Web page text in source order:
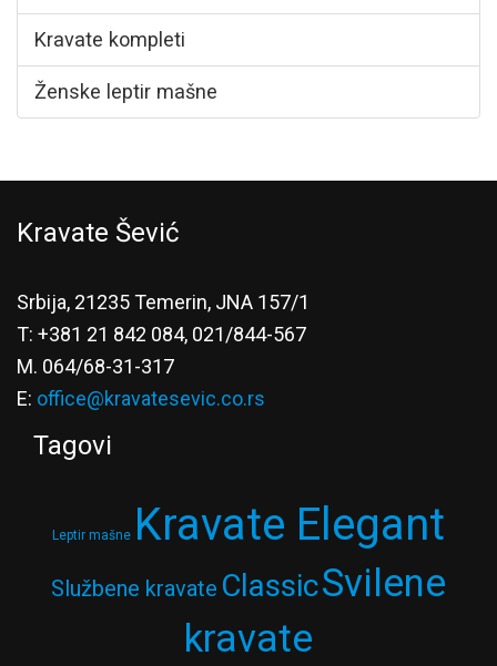
Kravate kompleti
Ženske leptir mašne
Kravate Šević
Srbija, 21235 Temerin, JNA 157/1
T: +381 21 842 084, 021/844-567
M. 064/68-31-317
E: office@kravatesevic.co.rs
Tagovi
Leptir mašne Kravate Elegant
Službene kravate ClassicSvilene
kravate